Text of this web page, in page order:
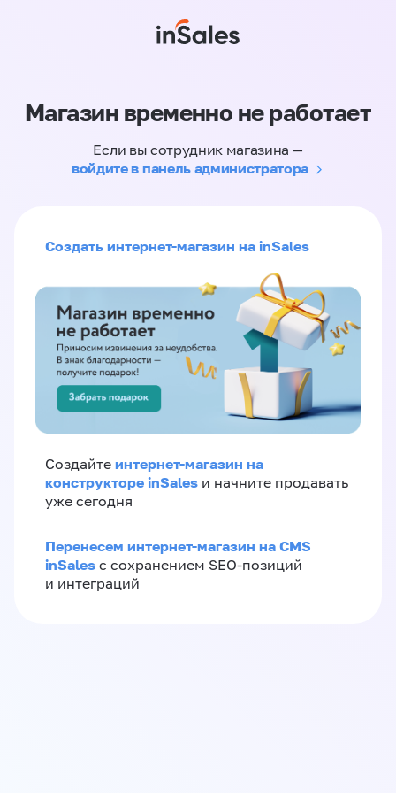
Магазин временно не работает
Если вы сотрудник магазина —
войдите в панель администратора
Создать интернет-магазин на inSales
Создайте интернет-магазин на
конструкторе inSales и начните продавать
уже сегодня
Перенесем интернет-магазин на CMS
inSales с сохранением SEO-позиций
и интеграций